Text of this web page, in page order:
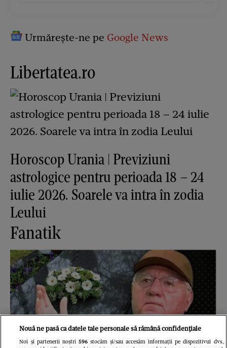
Urmărește-ne pe Google News
Libertatea.ro
Horoscop Urania | Previziuni
astrologice pentru perioada 18 – 24
iulie 2026. Soarele va intra în zodia
Leului
Fanatik
Nouă ne pasă ca datele tale personale să rămână confidențiale
Noi și partenerii noștri 596stocăm și/sau accesăm informații pe dispozitivul dvs.,